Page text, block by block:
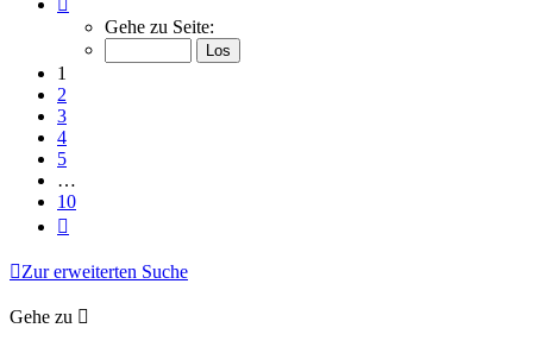
von
Gehe zu Seite:
1
2
3
4
5
…
10
Zur erweiterten Suche
Gehe zu